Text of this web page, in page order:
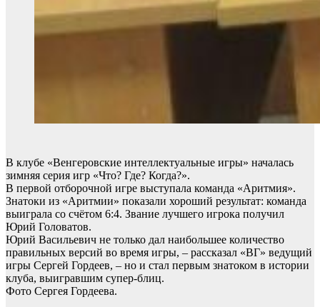
В клубе «Венгеровские интеллектуальные игры» началась
зимняя серия игр «Что? Где? Когда?».
В первой отборочной игре выступала команда «Аритмия».
Знатоки из «Аритмии» показали хороший результат: команда
выиграла со счётом 6:4. Звание лучшего игрока получил
Юрий Головатов.
Юрий Васильевич не только дал наибольшее количество
правильных версий во время игры, – рассказал «ВГ» ведущий
игры Сергей Гордеев, – но и стал первым знатоком в истории
клуба, выигравшим супер-блиц.
Фото Сергея Гордеева.